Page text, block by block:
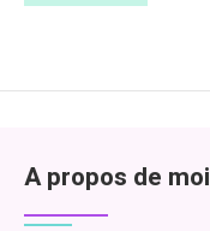
A propos de moi